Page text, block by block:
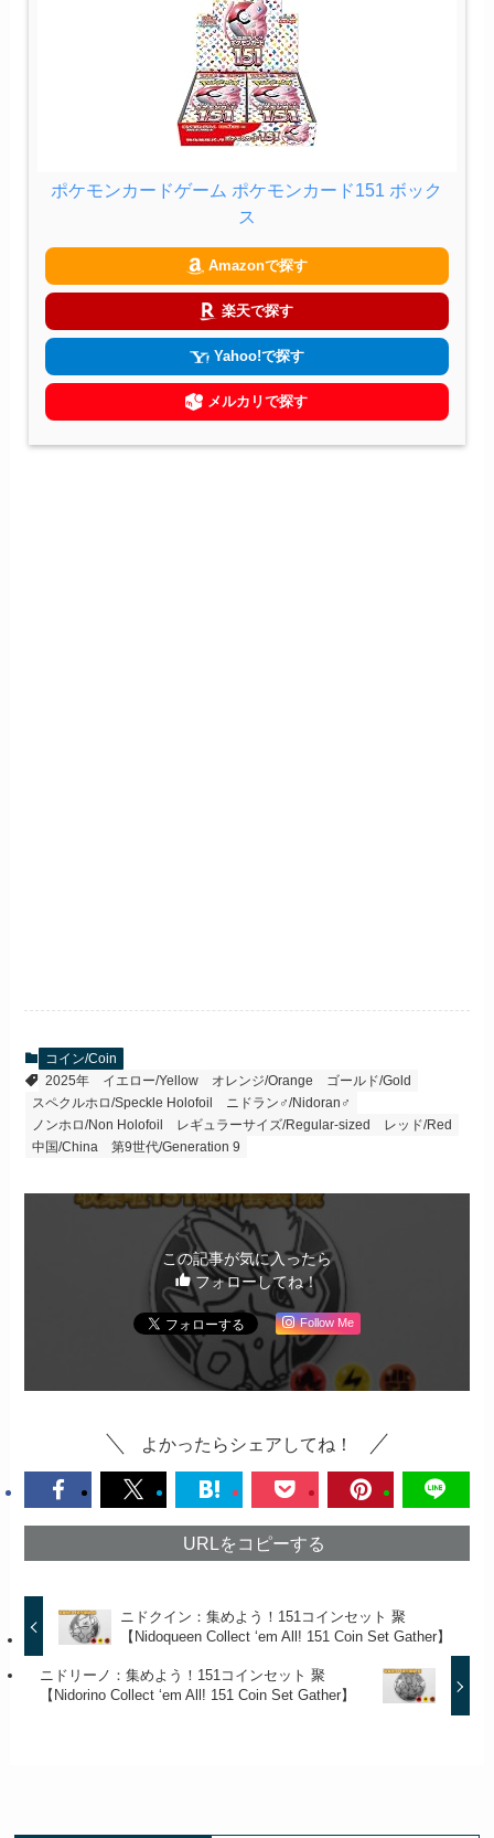
ポケモンカードゲーム ポケモンカード151 ボック
ス
Amazonで探す
楽天で探す
Yahoo!で探す
メルカリで探す
コイン/Coin
2025年
イエロー/Yellow オレンジ/Orange
ゴールド/Gold
スペクルホロ/Speckle Holofoil
ニドラン♂/Nidoran♂
ノンホロ/Non Holofoil
レギュラーサイズ/Regular-sized
レッド/Red
中国/China
第9世代/Generation 9
この記事が気に入ったら
フォローしてね！
Follow Me
よかったらシェアしてね！
URLをコピーする
ニドクイン：集めよう！151コインセット 聚
【Nidoqueen Collect ‘em All! 151 Coin Set Gather】
ニドリーノ：集めよう！151コインセット 聚
【Nidorino Collect ‘em All! 151 Coin Set Gather】